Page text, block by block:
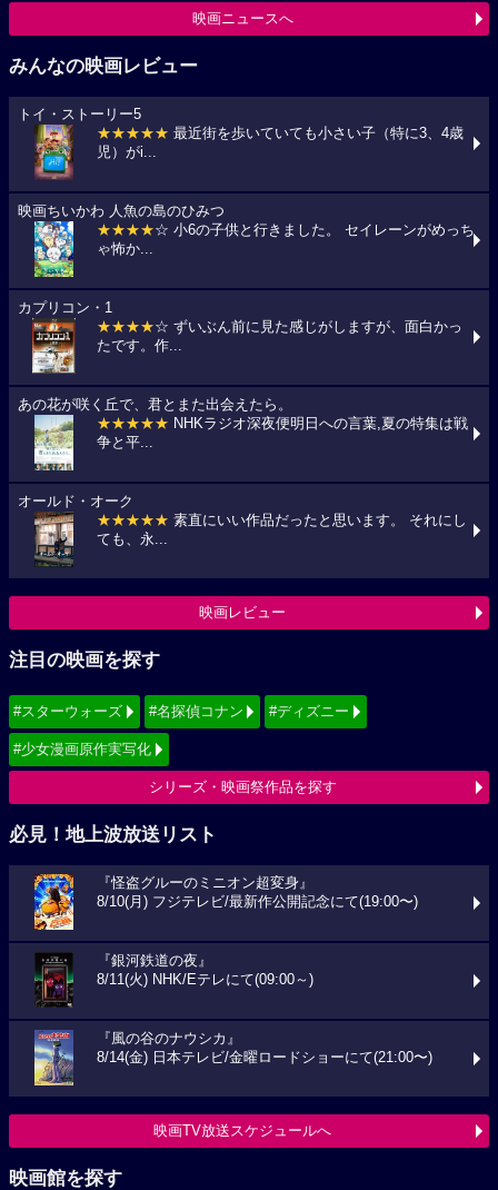
映画ニュースへ
みんなの映画レビュー
トイ・ストーリー5
★★★★★ 最近街を歩いていても小さい子（特に3、4歳
児）がi...
映画ちいかわ 人魚の島のひみつ
★★★★☆ 小6の子供と行きました。 セイレーンがめっち
ゃ怖か...
カプリコン・1
★★★★☆ ずいぶん前に見た感じがしますが、面白かっ
たです。作...
あの花が咲く丘で、君とまた出会えたら。
★★★★★ NHKラジオ深夜便明日への言葉,夏の特集は戦
争と平...
オールド・オーク
★★★★★ 素直にいい作品だったと思います。 それにし
ても、永...
映画レビュー
注目の映画を探す
#スターウォーズ #名探偵コナン #ディズニー
#少女漫画原作実写化
シリーズ・映画祭作品を探す
必見！地上波放送リスト
『怪盗グルーのミニオン超変身』
8/10(月) フジテレビ/最新作公開記念にて(19:00〜)
『銀河鉄道の夜』
8/11(火) NHK/Eテレにて(09:00～)
『風の谷のナウシカ』
8/14(金) 日本テレビ/金曜ロードショーにて(21:00〜)
映画TV放送スケジュールへ
映画館を探す